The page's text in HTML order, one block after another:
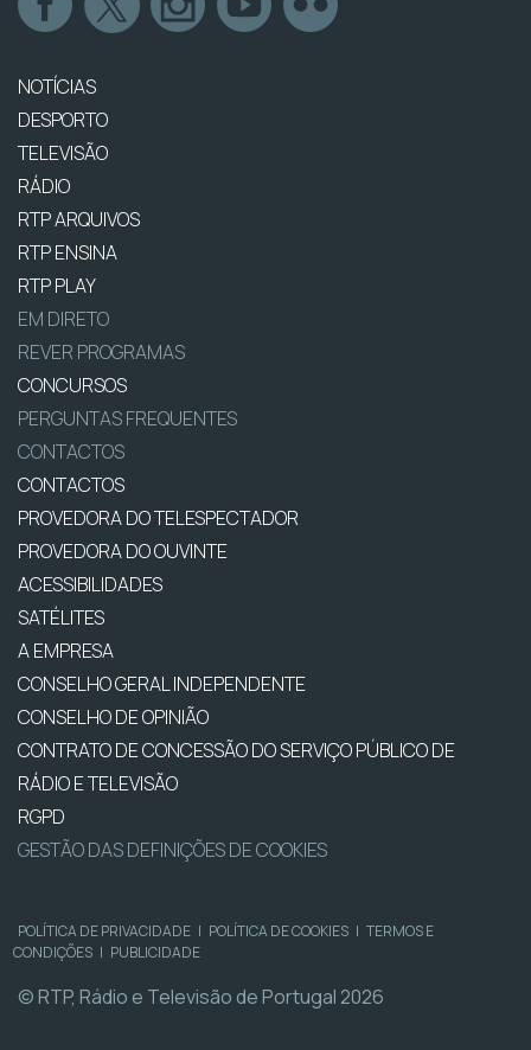
NOTÍCIAS
DESPORTO
TELEVISÃO
RÁDIO
RTP ARQUIVOS
RTP ENSINA
RTP PLAY
EM DIRETO
REVER PROGRAMAS
CONCURSOS
PERGUNTAS FREQUENTES
CONTACTOS
CONTACTOS
PROVEDORA DO TELESPECTADOR
PROVEDORA DO OUVINTE
ACESSIBILIDADES
SATÉLITES
A EMPRESA
CONSELHO GERAL INDEPENDENTE
CONSELHO DE OPINIÃO
CONTRATO DE CONCESSÃO DO SERVIÇO PÚBLICO DE
RÁDIO E TELEVISÃO
RGPD
GESTÃO DAS DEFINIÇÕES DE COOKIES
POLÍTICA DE PRIVACIDADE | POLÍTICA DE COOKIES | TERMOS E
CONDIÇÕES | PUBLICIDADE
© RTP, Rádio e Televisão de Portugal 2026